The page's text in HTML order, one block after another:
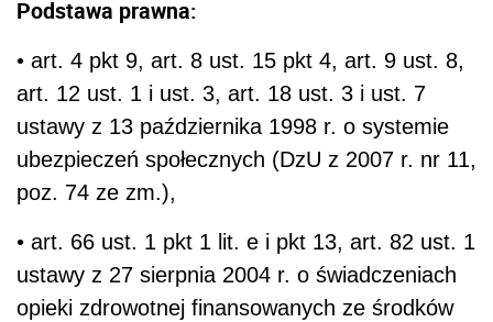
Podstawa prawna:
• art. 4 pkt 9, art. 8 ust. 15 pkt 4, art. 9 ust. 8,
art. 12 ust. 1 i ust. 3, art. 18 ust. 3 i ust. 7
ustawy z 13 października 1998 r. o systemie
ubezpieczeń społecznych (DzU z 2007 r. nr 11,
poz. 74 ze zm.),
• art. 66 ust. 1 pkt 1 lit. e i pkt 13, art. 82 ust. 1
ustawy z 27 sierpnia 2004 r. o świadczeniach
opieki zdrowotnej finansowanych ze środków